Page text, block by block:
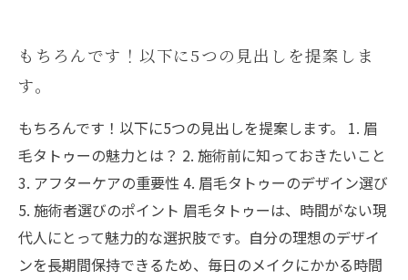
もちろんです！以下に5つの見出しを提案しま
す。
もちろんです！以下に5つの見出しを提案します。 1. 眉
毛タトゥーの魅力とは？ 2. 施術前に知っておきたいこと
3. アフターケアの重要性 4. 眉毛タトゥーのデザイン選び
5. 施術者選びのポイント 眉毛タトゥーは、時間がない現
代人にとって魅力的な選択肢です。自分の理想のデザイ
ンを長期間保持できるため、毎日のメイクにかかる時間